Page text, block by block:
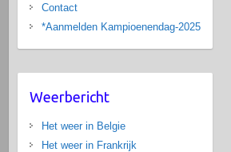
Contact
*Aanmelden Kampioenendag-2025
Weerbericht
Het weer in Belgie
Het weer in Frankrijk